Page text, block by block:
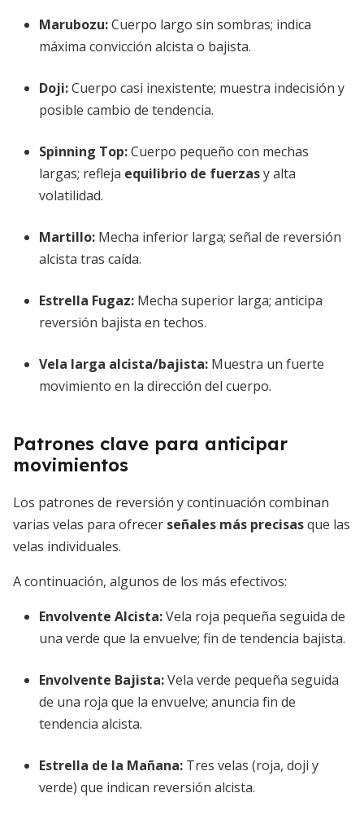
Marubozu:Cuerpo largo sin sombras; indica
máxima convicción alcista o bajista.
Doji:Cuerpo casi inexistente; muestra indecisión y
posible cambio de tendencia.
Spinning Top:Cuerpo pequeño con mechas
largas; refleja equilibrio de fuerzasy alta
volatilidad.
Martillo: Mecha inferior larga; señal de reversión
alcista tras caída.
Estrella Fugaz: Mecha superior larga; anticipa
reversión bajista en techos.
Vela larga alcista/bajista: Muestra un fuerte
movimiento en la dirección del cuerpo.
Patrones clave para anticipar
movimientos
Los patrones de reversión y continuación combinan
varias velas para ofrecer señales más precisasque las
velas individuales.
A continuación, algunos de los más efectivos:
Envolvente Alcista:Vela roja pequeña seguida de
una verde que la envuelve; fin de tendencia bajista.
Envolvente Bajista:Vela verde pequeña seguida
de una roja que la envuelve; anuncia fin de
tendencia alcista.
Estrella de la Mañana: Tres velas (roja, doji y
verde) que indican reversión alcista.